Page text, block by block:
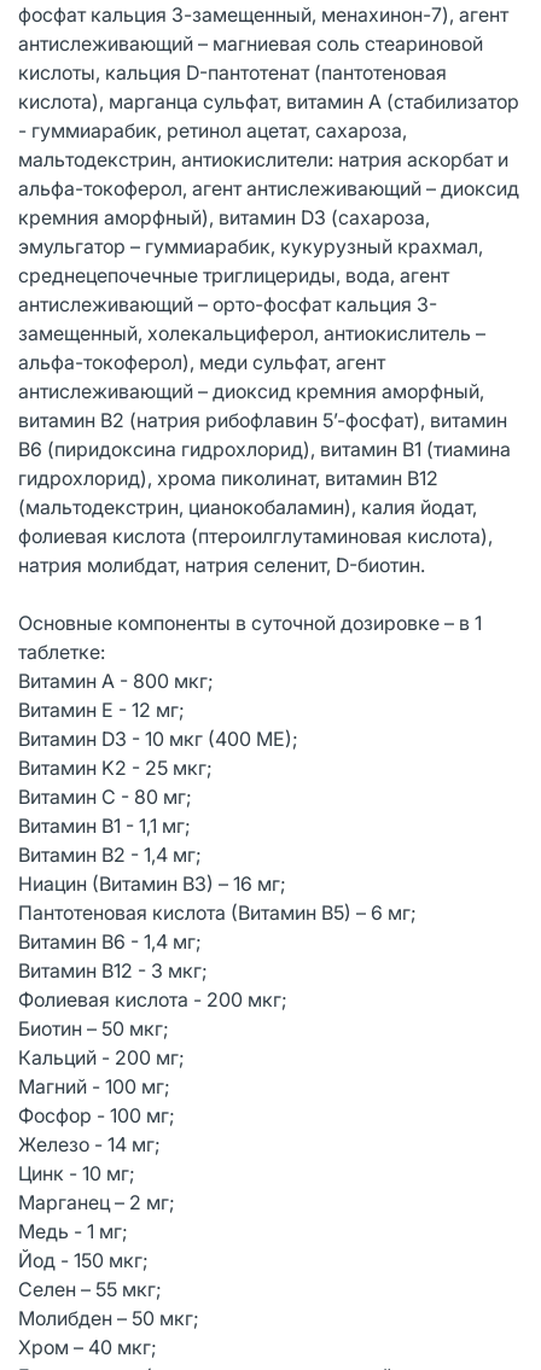
фосфат кальция 3-замещенный, менахинон-7), агент
антислеживающий – магниевая соль стеариновой
кислоты, кальция D-пантотенат (пантотеновая
кислота), марганца сульфат, витамин А (стабилизатор
- гуммиарабик, ретинол ацетат, сахароза,
мальтодекстрин, антиокислители: натрия аскорбат и
альфа-токоферол, агент антислеживающий – диоксид
кремния аморфный), витамин D3 (сахароза,
эмульгатор – гуммиарабик, кукурузный крахмал,
среднецепочечные триглицериды, вода, агент
антислеживающий – орто-фосфат кальция 3-
замещенный, холекальциферол, антиокислитель –
альфа-токоферол), меди сульфат, агент
антислеживающий – диоксид кремния аморфный,
витамин В2 (натрия рибофлавин 5’-фосфат), витамин
В6 (пиридоксина гидрохлорид), витамин В1 (тиамина
гидрохлорид), хрома пиколинат, витамин В12
(мальтодекстрин, цианокобаламин), калия йодат,
фолиевая кислота (птероилглутаминовая кислота),
натрия молибдат, натрия селенит, D-биотин.
Основные компоненты в суточной дозировке – в 1
таблетке:
Витамин А - 800 мкг;
Витамин Е - 12 мг;
Витамин D3 - 10 мкг (400 МЕ);
Витамин K2 - 25 мкг;
Витамин С - 80 мг;
Витамин B1 - 1,1 мг;
Витамин B2 - 1,4 мг;
Ниацин (Витамин В3) – 16 мг;
Пантотеновая кислота (Витамин В5) – 6 мг;
Витамин B6 - 1,4 мг;
Витамин B12 - 3 мкг;
Фолиевая кислота - 200 мкг;
Биотин – 50 мкг;
Кальций - 200 мг;
Магний - 100 мг;
Фосфор - 100 мг;
Железо - 14 мг;
Цинк - 10 мг;
Марганец – 2 мг;
Медь - 1 мг;
Йод - 150 мкг;
Селен – 55 мкг;
Молибден – 50 мкг;
Хром – 40 мкг;